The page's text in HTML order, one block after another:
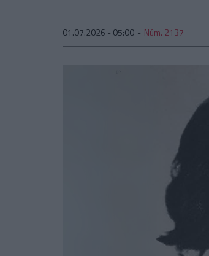
01.07.2026 - 05:00 Núm. 2137